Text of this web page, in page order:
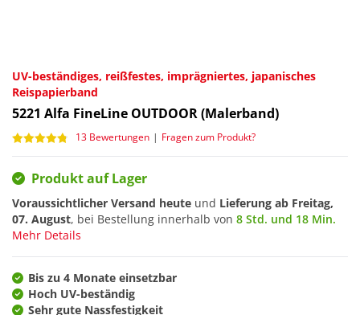
UV-beständiges, reißfestes, imprägniertes, japanisches
Reispapierband
5221 Alfa FineLine OUTDOOR (Malerband)
13 Bewertungen | Fragen zum Produkt?
Produkt auf Lager
Voraussichtlicher Versand heute und Lieferung ab Freitag,
07. August, bei Bestellung innerhalb von 8 Std. und 18 Min.
Mehr Details
Bis zu 4 Monate einsetzbar
Hoch UV-beständig
Sehr gute Nassfestigkeit